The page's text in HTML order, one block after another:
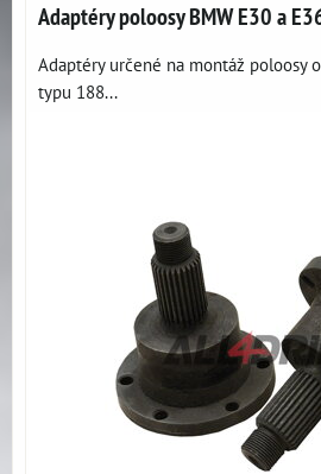
Adaptéry poloosy BMW E30 a
Adaptéry určené na montáž poloosy
typu 188...